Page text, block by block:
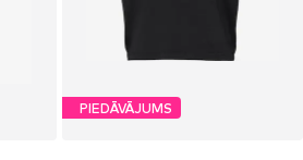
PIEDĀVĀJUMS